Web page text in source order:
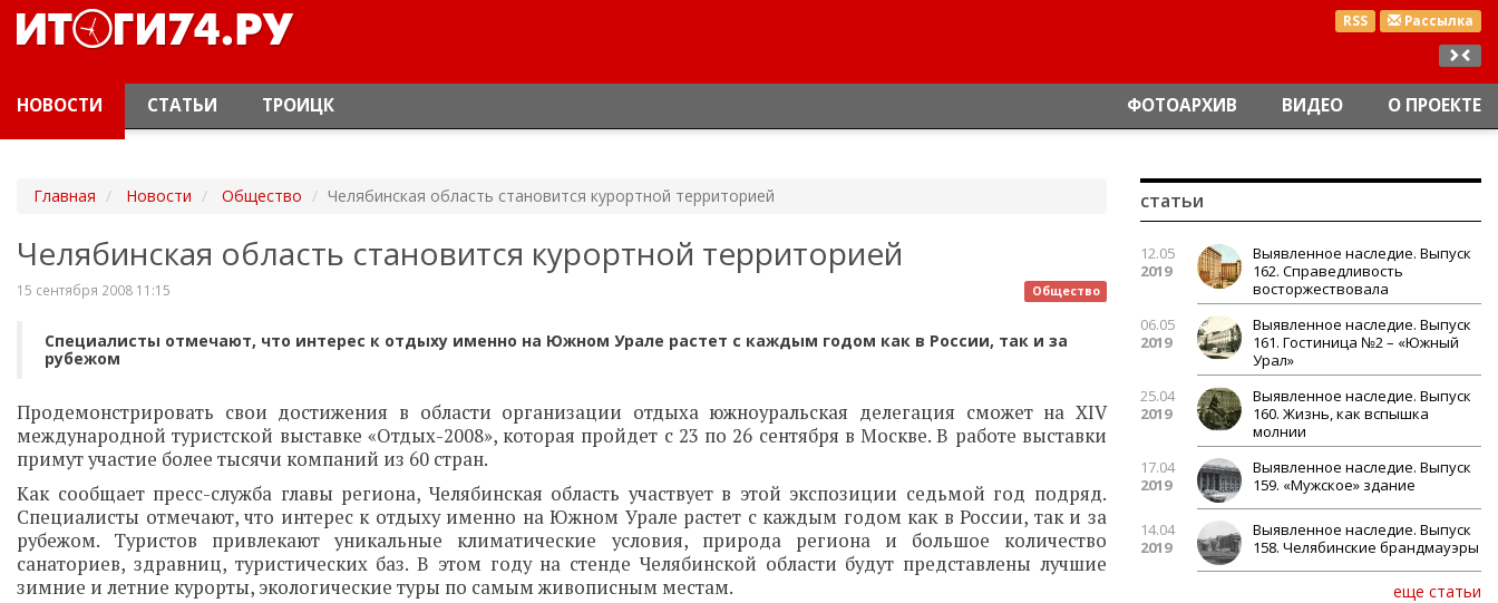
RSS Рассылка
НОВОСТИ СТАТЬИ ТРОИЦК ФОТОАРХИВ ВИДЕО О ПРОЕКТЕ
Главная Новости Общество Челябинская область становится курортной территорией
Челябинская область становится курортной территорией
Общество
15 сентября 2008 11:15
Специалисты отмечают, что интерес к отдыху именно на Южном Урале растет с каждым годом как в России, так и за
рубежом
Продемонстрировать свои достижения в области организации отдыха южноуральская делегация сможет на XIV
международной туристской выставке «Отдых-2008», которая пройдет с 23 по 26 сентября в Москве. В работе выставки
примут участие более тысячи компаний из 60 стран.
Как сообщает пресс-служба главы региона, Челябинская область участвует в этой экспозиции седьмой год подряд.
Специалисты отмечают, что интерес к отдыху именно на Южном Урале растет с каждым годом как в России, так и за
рубежом. Туристов привлекают уникальные климатические условия, природа региона и большое количество
санаториев, здравниц, туристических баз. В этом году на стенде Челябинской области будут представлены лучшие
зимние и летние курорты, экологические туры по самым живописным местам.
статьи
12.05
2019
Выявленное наследие. Выпуск
162. Справедливость
восторжествовала
06.05
2019
Выявленное наследие. Выпуск
161. Гостиница №2 – «Южный
Урал»
25.04
2019
Выявленное наследие. Выпуск
160. Жизнь, как вспышка
молнии
17.04
2019
Выявленное наследие. Выпуск
159. «Мужское» здание
14.04
2019
Выявленное наследие. Выпуск
158. Челябинские брандмауэры
еще статьи